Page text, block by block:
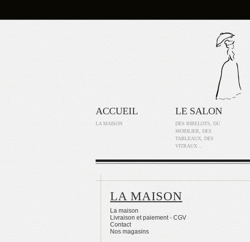
ACCUEIL
LA MAISON
LE SALON
DES BIBELOTS, DU
MOBILIER, DES
TABLEAUX, DES
VITRAUX ...
LA MAISON
La maison
Livraison et paiement - CGV
Contact
Nos magasins